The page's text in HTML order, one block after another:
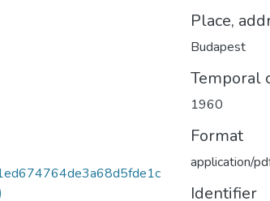
Place,
Budapest
Temporal
1960
Format
application/
Identifier